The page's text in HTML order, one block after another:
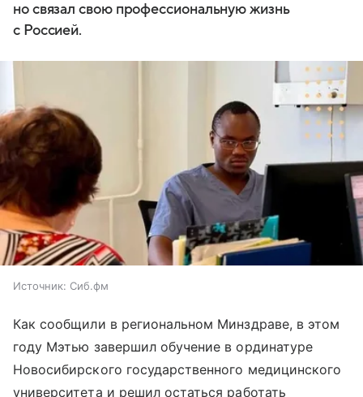
но связал свою профессиональную жизнь
с Россией.
Источник: Сиб.фм
Как сообщили в региональном Минздраве, в этом
году Мэтью завершил обучение в ординатуре
Новосибирского государственного медицинского
университета и решил остаться работать